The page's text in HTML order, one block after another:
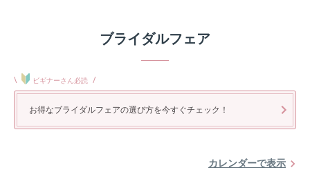
ブライダルフェア
\ ビギナーさん必読 /
お得なブライダルフェアの選び方を今すぐチェック！
カレンダーで表示